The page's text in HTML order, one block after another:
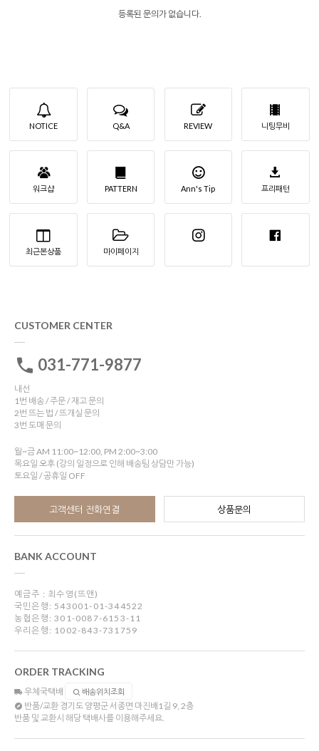
등록된 문의가 없습니다.
NOTICE Q&A REVIEW 니팅무비
워크샵 PATTERN Ann's Tip 프리패턴
최근본상품 마이페이지
CUSTOMER CENTER
031-771-9877
내선
1번 배송 / 주문 / 재고 문의
2번 뜨는 법 / 뜨개실 문의
3번 도매 문의
월~금 AM 11:00~12:00, PM 2:00~3:00
목요일 오후 (강의 일정으로 인해 배송팀 상담만 가능)
토요일 / 공휴일 OFF
고객센터 전화연결 상품문의
BANK ACCOUNT
예금주 : 최수영(뜨앤)
국민은행: 543001-01-344522
농협은행: 301-0087-6153-11
우리은행: 1002-843-731759
ORDER TRACKING
우체국택배 배송위치조회
반품/교환 경기도 양평군 서종면 마진배1길 9, 2층
반품 및 교환시 해당 택배사를 이용해주세요.